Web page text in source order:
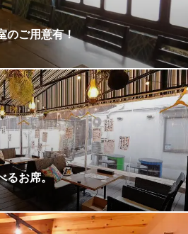
すすめメニューを是非ご堪能下さ
歩3分
のご用意有！
の合う仲間と楽しい時間を！個室半
細はお気軽に店舗までお問い合わせ
歩3分
るお席。